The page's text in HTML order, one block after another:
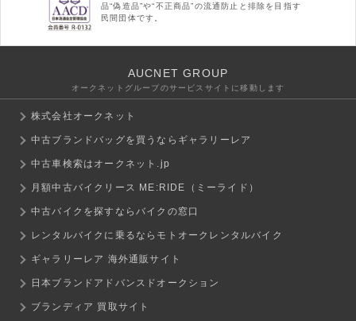
品“偽造品”や“不正商品”の流通防止と排除を目指す
民間団体です。
AUCNET GROUP
オークネットグループのサービスサイトに移動します
株式会社オークネット
中古ブランドバッグを買うならギャラリーレア
中古車検索はオークネット.jp
月額中古バイクリース ME:RIDE（ミーライド）
中古バイクを探すならバイクの窓口
レンタルバイクに乗るならモトオークレンタルバイク
ギャラリーレア 海外通販サイト
日本ブランドアドバンスドオークション
ブランディア 買取サイト